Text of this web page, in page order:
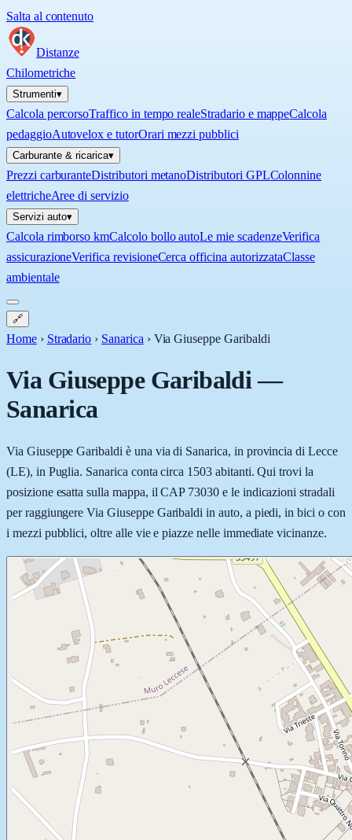
Salta al contenuto
Distanze
Chilometriche
Strumenti▾
Calcola percorsoTraffico in tempo realeStradario e mappeCalcola
pedaggioAutovelox e tutorOrari mezzi pubblici
Carburante & ricarica▾
Prezzi carburanteDistributori metanoDistributori GPLColonnine
elettricheAree di servizio
Servizi auto▾
Calcola rimborso kmCalcolo bollo autoLe mie scadenzeVerifica
assicurazioneVerifica revisioneCerca officina autorizzataClasse
ambientale
🔗
Home › Stradario › Sanarica › Via Giuseppe Garibaldi
Via Giuseppe Garibaldi—
Sanarica
Via Giuseppe Garibaldi è una via di Sanarica, in provincia di Lecce
(LE), in Puglia. Sanarica conta circa 1503 abitanti. Qui trovi la
posizione esatta sulla mappa, il CAP 73030 e le indicazioni stradali
per raggiungere Via Giuseppe Garibaldi in auto, a piedi, in bici o con
i mezzi pubblici, oltre alle vie e piazze nelle immediate vicinanze.